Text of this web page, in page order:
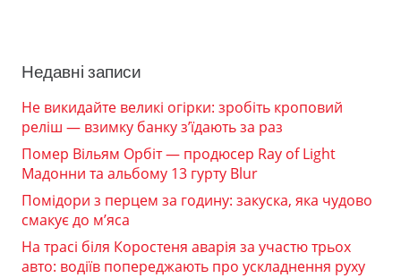
Недавні записи
Не викидайте великі огірки: зробіть кроповий
реліш — взимку банку з’їдають за раз
Помер Вільям Орбіт — продюсер Ray of Light
Мадонни та альбому 13 гурту Blur
Помідори з перцем за годину: закуска, яка чудово
смакує до м’яса
На трасі біля Коростеня аварія за участю трьох
авто: водіїв попереджають про ускладнення руху